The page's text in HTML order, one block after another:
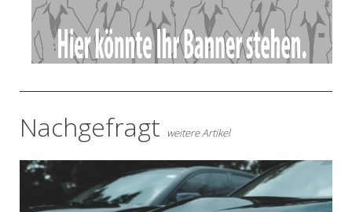
Nachgefragt weitere Artikel